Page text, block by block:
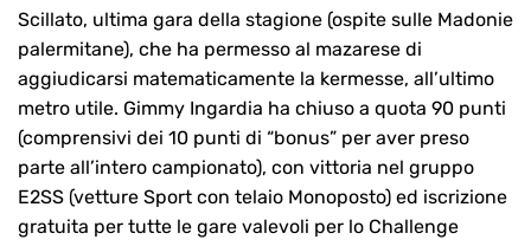
Scillato, ultima gara della stagione (ospite sulle Madonie
palermitane), che ha permesso al mazarese di
aggiudicarsi matematicamente la kermesse, all’ultimo
metro utile. Gimmy Ingardia ha chiuso a quota 90 punti
(comprensivi dei 10 punti di “bonus” per aver preso
parte all’intero campionato), con vittoria nel gruppo
E2SS (vetture Sport con telaio Monoposto) ed iscrizione
gratuita per tutte le gare valevoli per lo Challenge